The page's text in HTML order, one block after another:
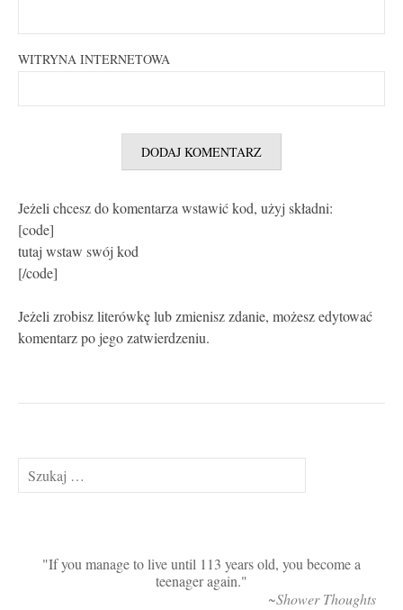
WITRYNA INTERNETOWA
Jeżeli chcesz do komentarza wstawić kod, użyj składni:
[code]
tutaj wstaw swój kod
[/code]
Jeżeli zrobisz literówkę lub zmienisz zdanie, możesz edytować
komentarz po jego zatwierdzeniu.
Szukaj:
If you manage to live until 113 years old, you become a
teenager again.
~Shower Thoughts